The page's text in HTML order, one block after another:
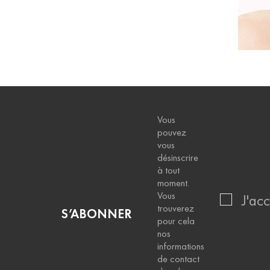
S’ABONNER
Vous
pouvez
vous
désinscrire
à tout
moment.
Vous
trouverez
pour cela
nos
informations
de contact